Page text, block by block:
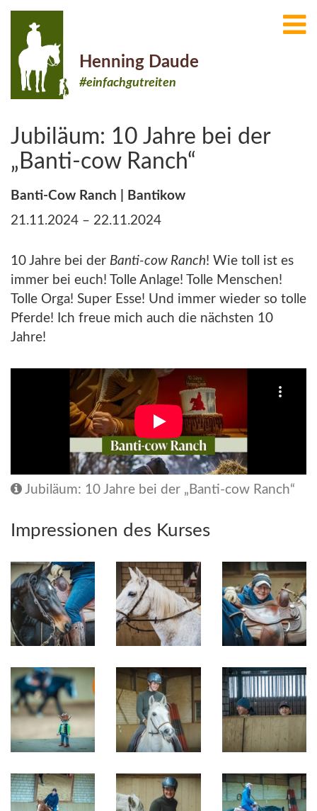
Henning Daude
#einfachgutreiten
Jubiläum: 10 Jahre bei der
„Banti-cow Ranch“
Banti-Cow Ranch | Bantikow
21.11.2024 – 22.11.2024
10 Jahre bei der Banti-cow Ranch! Wie toll ist es
immer bei euch! Tolle Anlage! Tolle Menschen!
Tolle Orga! Super Esse! Und immer wieder so tolle
Pferde! Ich freue mich auch die nächsten 10
Jahre!
Jubiläum: 10 Jahre bei der „Banti-cow Ranch“
Impressionen des Kurses